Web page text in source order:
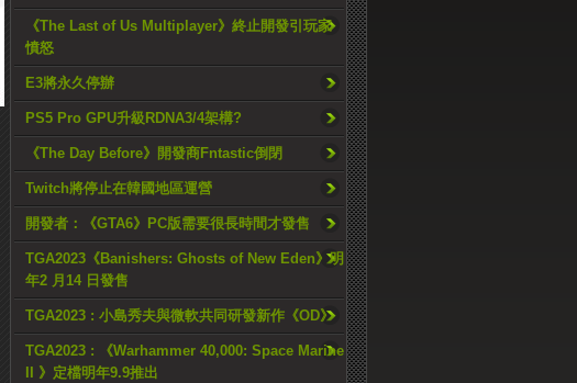
《The Last of Us Multiplayer》終止開發引玩家
憤怒
E3將永久停辦
PS5 Pro GPU升級RDNA3/4架構?
《The Day Before》開發商Fntastic倒閉
Twitch將停止在韓國地區運營
開發者：《GTA6》PC版需要很長時間才發售
TGA2023《Banishers: Ghosts of New Eden》明
年2 月14 日發售
TGA2023 : 小島秀夫與微軟共同研發新作《OD》
TGA2023 : 《Warhammer 40,000: Space Marine
II 》定檔明年9.9推出